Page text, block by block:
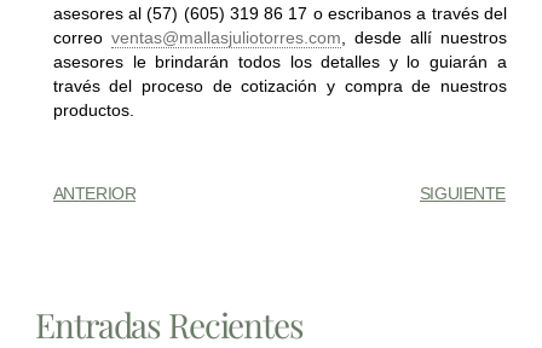
asesores al (57) (605) 319 86 17 o escribanos a través del
correo ventas@mallasjuliotorres.com , desde allí nuestros
asesores le brindarán todos los detalles y lo guiarán a
través del proceso de cotización y compra de nuestros
productos.
ANTERIOR SIGUIENTE
Entradas Recientes